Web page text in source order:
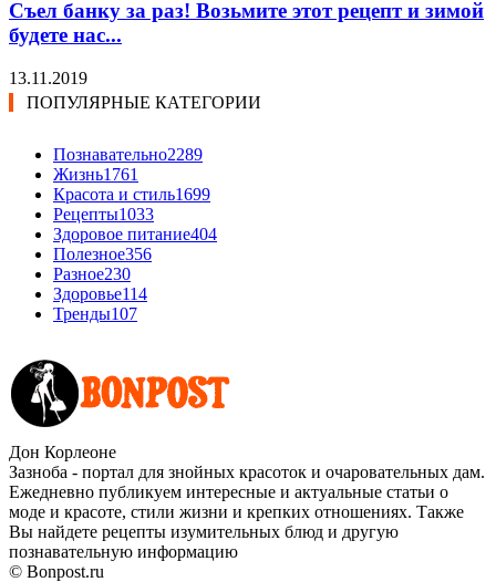
Съел банку за раз! Возьмите этот рецепт и зимой
будете нас...
13.11.2019
ПОПУЛЯРНЫЕ КАТЕГОРИИ
Познавательно2289
Жизнь1761
Красота и стиль1699
Рецепты1033
Здоровое питание404
Полезное356
Разное230
Здоровье114
Тренды107
Дон Корлеоне
Зазноба - портал для знойных красоток и очаровательных дам.
Ежедневно публикуем интересные и актуальные статьи о
моде и красоте, стили жизни и крепких отношениях. Также
Вы найдете рецепты изумительных блюд и другую
познавательную информацию
© Bonpost.ru